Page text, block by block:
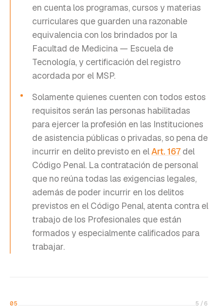
en cuenta los programas, cursos y materias
curriculares que guarden una razonable
equivalencia con los brindados por la
Facultad de Medicina — Escuela de
Tecnología, y certificación del registro
acordada por el MSP.
Solamente quienes cuenten con todos estos
requisitos serán las personas habilitadas
para ejercer la profesión en las Instituciones
de asistencia públicas o privadas, so pena de
incurrir en delito previsto en elArt. 167 del
Código Penal. La contratación de personal
que no reúna todas las exigencias legales,
además de poder incurrir en los delitos
previstos en el Código Penal, atenta contra el
trabajo de los Profesionales que están
formados y especialmente calificados para
trabajar.
05 5 /6